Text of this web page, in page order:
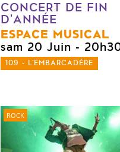
CONCERT DE FIN
D'ANNÉE
ESPACE MUSICAL
sam 20 Juin -
109 - L'EMBARCADÈRE
ROCK